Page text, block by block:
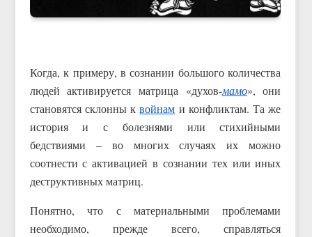
Когда, к примеру, в сознании большого количества
людей активируется матрица «духов-мамо», они
становятся склонны квойнам и конфликтам. Та же
история и с болезнями или стихийными
бедствиями – во многих случаях их можно
соотнести с активацией в сознании тех или иных
деструктивных матриц.
Понятно, что с материальными проблемами
необходимо, прежде всего, справляться